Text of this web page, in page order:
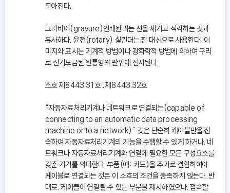
모아진다.
그라비어(gravure)인쇄원리는 선을 새기고 식각하는 것과
유사하다. 윤전(rotary) 실린더는 판 대신으로 사용한다. 이
미지와 표시는 기계적 방법이나 광화학적 방법에 의하여 구리
로 전기도금된 원통형의 판위에 전사된다.
소호 제8443.31호․제8443.32호
“자동자료처리기계나 네트워크로 연결되는(capable of
connecting to an automatic data processing
machine or to a network)” 것은 단순히 케이블만을 접
속하여 자동자료처리기계의 기능을 수행할 수 있게 하거나, 네
트워크나 자동자료처리기계와 연결에 필요한 모든 구성요소를
갖춘 기기를 의미한다. 부품(예: 카드)을 추가로 결합하여야
케이블로 연결되는 것은 이 소호의 조건을 충족하지 않는다. 반
대로, 케이블이 연결될 수 있는 부분을 제시하였으나, 접속할